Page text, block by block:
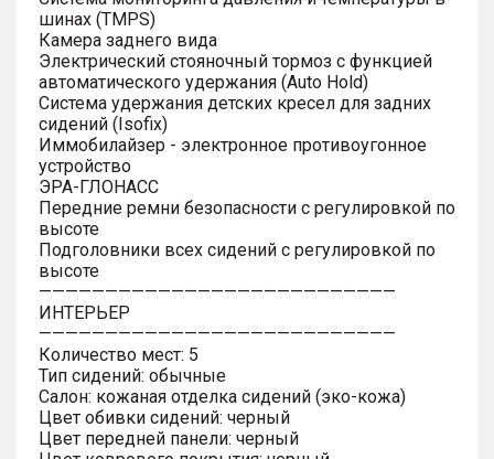
шинах (TMPS)
Камера заднего вида
Электрический стояночный тормоз с функцией
автоматического удержания (Auto Hold)
Система удержания детских кресел для задних
сидений (Isofix)
Иммобилайзер - электронное противоугонное
устройство
ЭРА-ГЛОНАСС
Передние ремни безопасности с регулировкой по
высоте
Подголовники всех сидений с регулировкой по
высоте
———————————————————————————
ИНТЕРЬЕР
———————————————————————————
Количество мест: 5
Тип сидений: обычные
Салон: кожаная отделка сидений (эко-кожа)
Цвет обивки сидений: черный
Цвет передней панели: черный